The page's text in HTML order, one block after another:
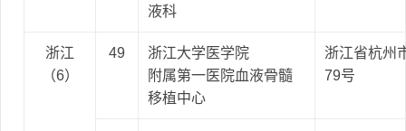
液科
浙江
（6）
49
浙江大学医学院
附属第一医院血液骨髓
移植中心
浙江省杭州
79号